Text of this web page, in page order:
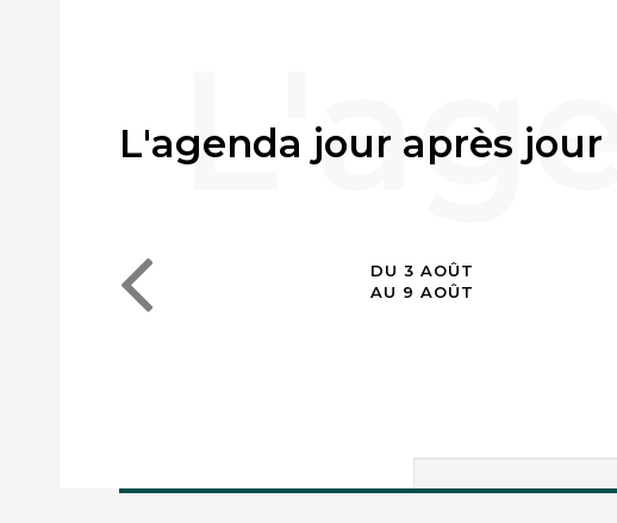
L'agenda jour après jour
DU 3 AOÛT
AU 9 AOÛT